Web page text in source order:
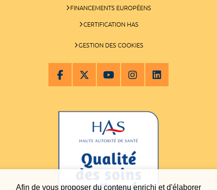
Afin de vous proposer du contenu enrichi et d'élaborer
FINANCEMENTS EUROPÉENS
CERTIFICATION HAS
GESTION DES COOKIES